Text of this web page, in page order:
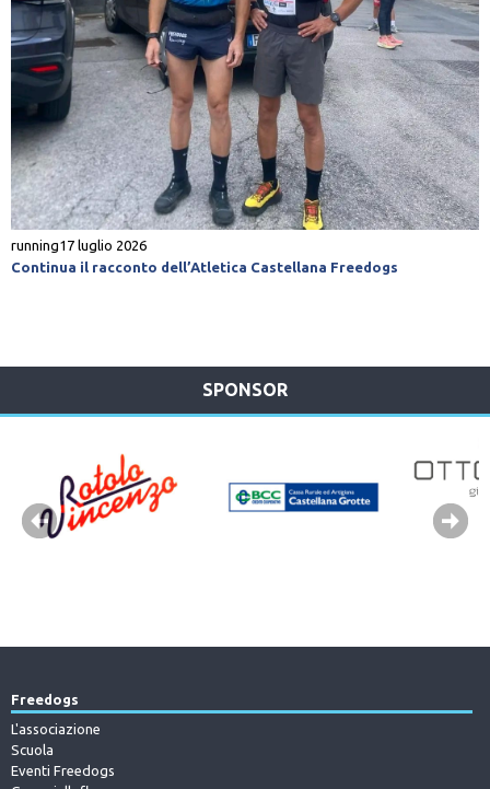
running17 luglio 2026
Continua il racconto dell’Atletica Castellana Freedogs
SPONSOR
Freedogs
L'associazione
Scuola
Eventi Freedogs